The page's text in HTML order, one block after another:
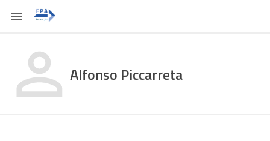
Alfonso Piccarreta